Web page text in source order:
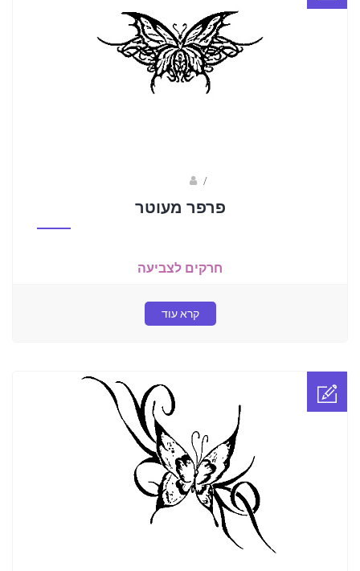
/
פרפר מעוטר
חרקים לצביעה
קרא עוד